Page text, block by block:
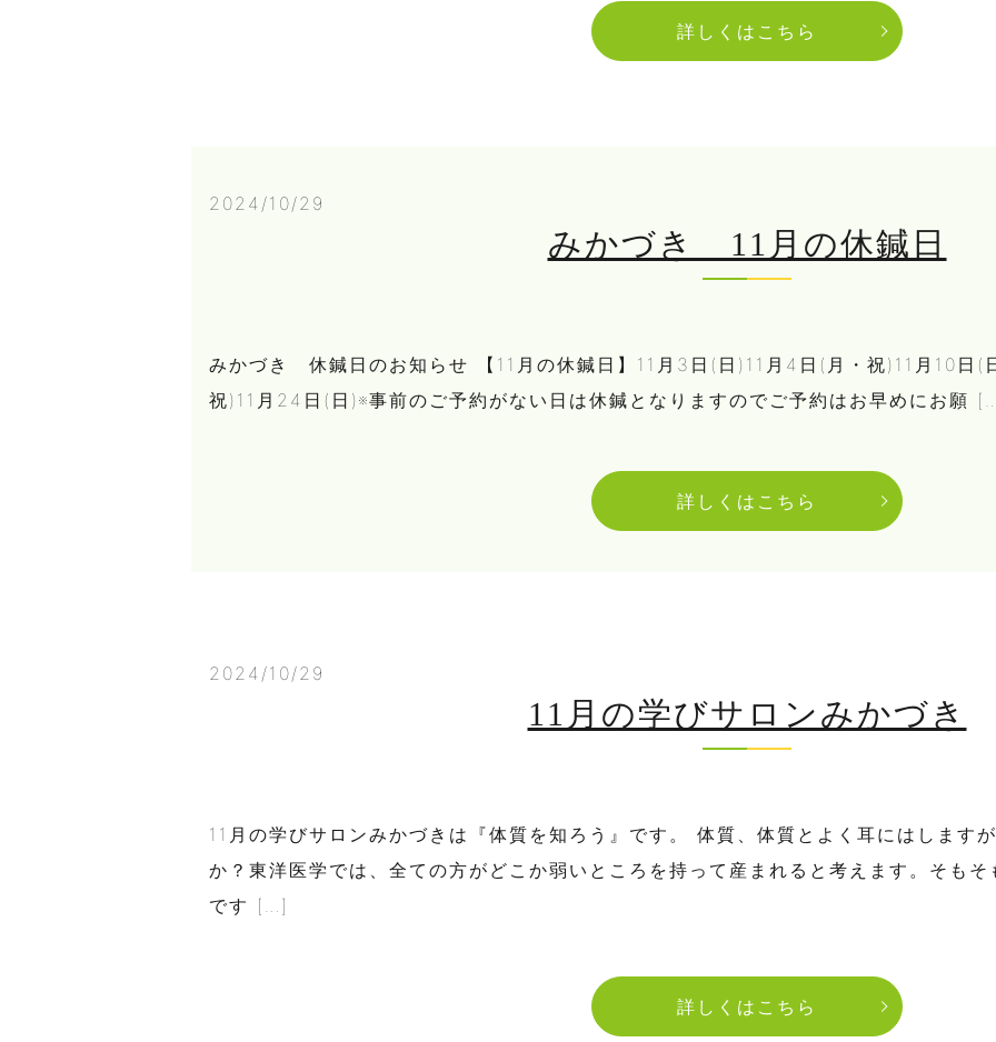
詳しくはこちら
2024/10/29
みかづき 11月の休鍼日
みかづき 休鍼日のお知らせ 【11月の休鍼日】11月3日(日)11月4日(月・祝)11月10日(
祝)11月24日(日)※事前のご予約がない日は休鍼となりますのでご予約はお早めにお願
詳しくはこちら
2024/10/29
11月の学びサロンみかづき
11月の学びサロンみかづきは『体質を知ろう』です。 体質、体質とよく耳にはします
か？東洋医学では、全ての方がどこか弱いところを持って産まれると考えます。そもそ
です […]
詳しくはこちら